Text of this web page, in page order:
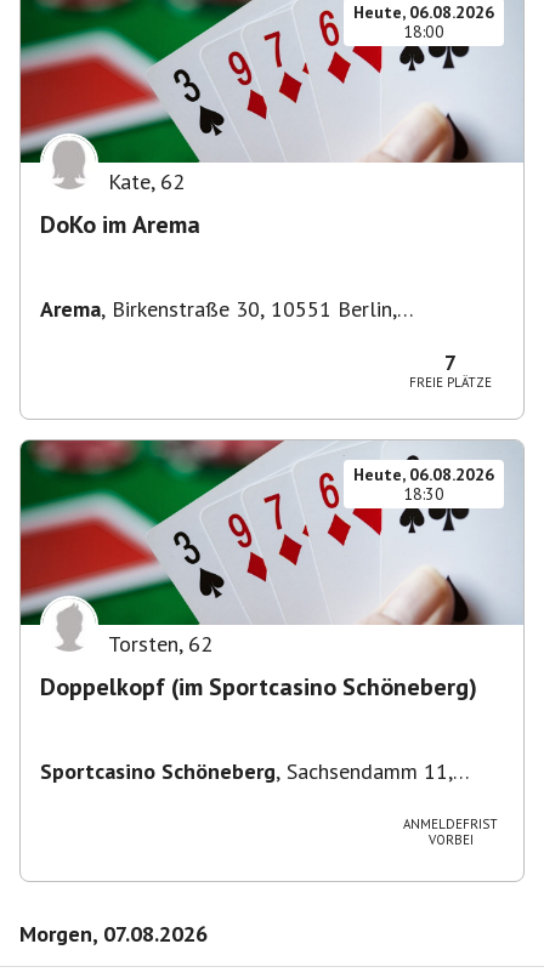
Heute, 06.08.2026
18:00
Kate, 62
DoKo im Arema
Arema, Birkenstraße 30, 10551 Berlin,
7
FREIE PLÄTZE
Heute, 06.08.2026
18:30
Torsten, 62
Doppelkopf (im Sportcasino Schöneberg)
Sportcasino Schöneberg, Sachsendamm 11,
ANMELDEFRIST
VORBEI
Morgen, 07.08.2026